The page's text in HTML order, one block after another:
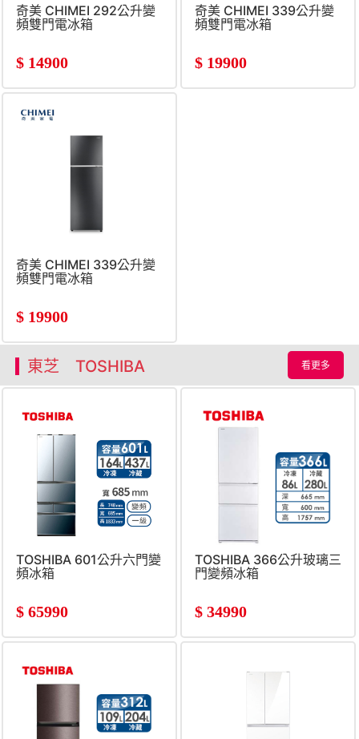
奇美 CHIMEI 292公升變
頻雙門電冰箱
$ 14900
奇美 CHIMEI 339公升變
頻雙門電冰箱
$ 19900
奇美 CHIMEI 339公升變
頻雙門電冰箱
$ 19900
東芝 TOSHIBA 看更多
TOSHIBA 601公升六門變
頻冰箱
$ 65990
TOSHIBA 366公升玻璃三
門變頻冰箱
$ 34990